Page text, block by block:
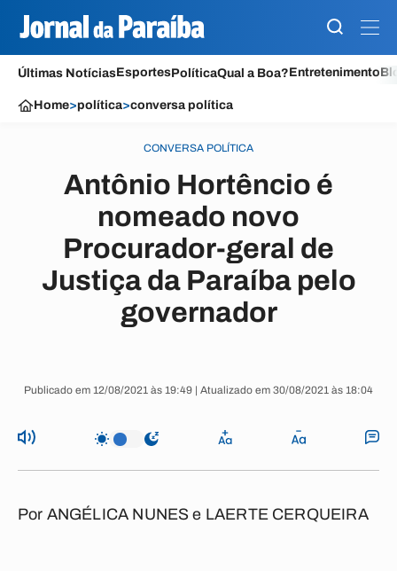
Últimas NotíciasEsportesPolíticaQual a Boa?Entretenimento
Home>política>conversa política
CONVERSA POLÍTICA
Antônio Hortêncio é
nomeado novo
Procurador-geral de
Justiça da Paraíba pelo
governador
Publicado em 12/08/2021 às 19:49 | Atualizado em 30/08/2021 às 18:04
Por ANGÉLICA NUNES e LAERTE CERQUEIRA